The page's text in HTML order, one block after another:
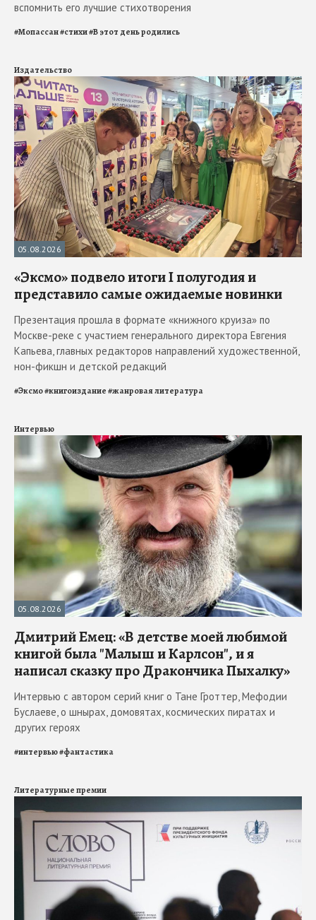
вспомнить его лучшие стихотворения
#Мопассан#стихи#В этот день родились
Издательство
05.08.2026
«Эксмо» подвело итоги I полугодия и
представило самые ожидаемые новинки
Презентация прошла в формате «книжного круиза» по
Москве-реке с участием генерального директора Евгения
Капьева, главных редакторов направлений художественной,
нон-фикшн и детской редакций
#Эксмо#книгоиздание#жанровая литература
Интервью
05.08.2026
Дмитрий Емец: «В детстве моей любимой
книгой была "Малыш и Карлсон", и я
написал сказку про Дракончика Пыхалку»
Интервью с автором серий книг о Тане Гроттер, Мефодии
Буслаеве, о шнырах, домовятах, космических пиратах и
других героях
#интервью#фантастика
Литературные премии